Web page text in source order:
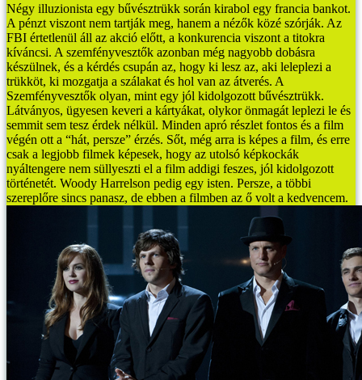
Négy illuzionista egy bűvésztrükk során kirabol egy francia bankot.
A pénzt viszont nem tartják meg, hanem a nézők közé szórják. Az
FBI értetlenül áll az akció előtt, a konkurencia viszont a titokra
kíváncsi. A szemfényvesztők azonban még nagyobb dobásra
készülnek, és a kérdés csupán az, hogy ki lesz az, aki leleplezi a
trükköt, ki mozgatja a szálakat és hol van az átverés. A
Szemfényvesztők olyan, mint egy jól kidolgozott bűvésztrükk.
Látványos, ügyesen keveri a kártyákat, olykor önmagát leplezi le és
semmit sem tesz érdek nélkül. Minden apró részlet fontos és a film
végén ott a “hát, persze” érzés. Sőt, még arra is képes a film, és erre
csak a legjobb filmek képesek, hogy az utolsó képkockák
nyáltengere nem süllyeszti el a film addigi feszes, jól kidolgozott
történetét. Woody Harrelson pedig egy isten. Persze, a többi
szereplőre sincs panasz, de ebben a filmben az ő volt a kedvencem.